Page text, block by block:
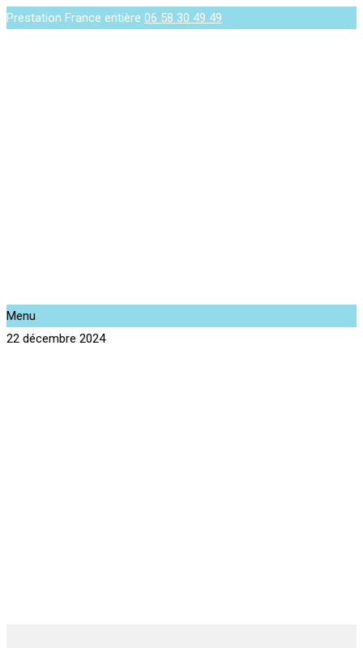
Prestation France entière 06 58 30 49 49
Menu
22 décembre 2024